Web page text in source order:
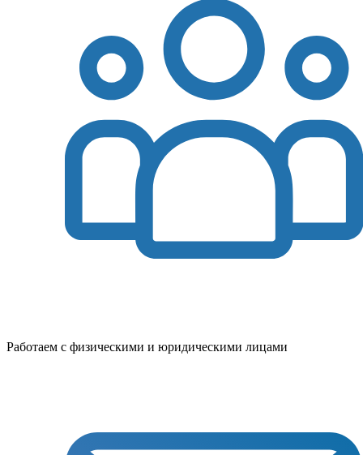
Работаем с физическими и юридическими лицами